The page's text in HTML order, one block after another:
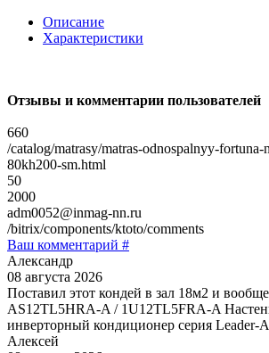
Описание
Характеристики
Отзывы и комментарии пользователей
660
/catalog/matrasy/matras-odnospalnyy-
80kh200-sm.html
50
2000
adm0052@inmag-nn.ru
/bitrix/components/ktoto/comments
Ваш комментарий #
Александр
08 августа 2026
Поставил этот кондей в зал 18м2 и
AS12TL5HRA-A / 1U12TL5FRA-A
инверторный кондиционер серия Leader-
Алексей